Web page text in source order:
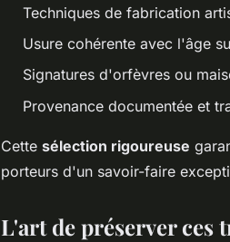
Techniques de fabrication
Usure cohérente avec l'âge
Signatures d'orfèvres ou
Provenance documentée et
Cette sélection rigoureuse
porteurs d'un savoir-faire
L'art de préserver ces